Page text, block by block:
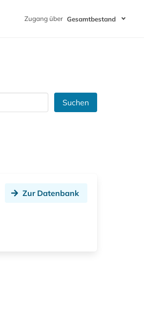
Zugang über Gesamtbestand
Suchen
Zur Datenbank